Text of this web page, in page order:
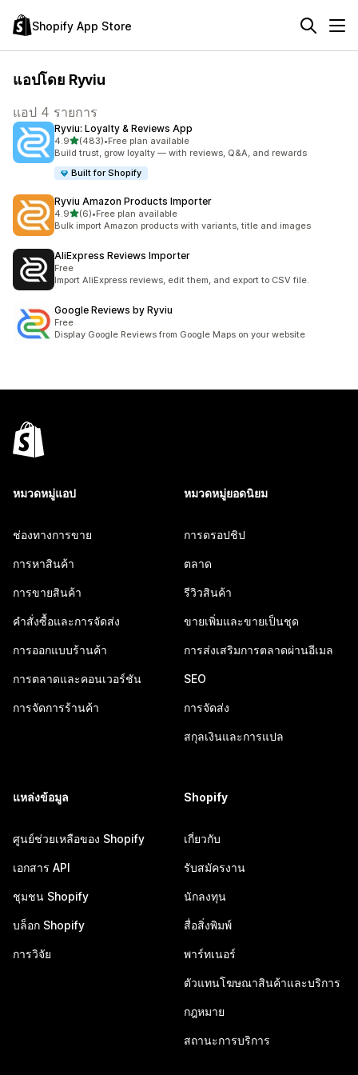
Shopify App Store
แอปโดย Ryviu
แอป 4 รายการ
Ryviu: Loyalty & Reviews App
4.9เต็ม 5 ดาว
(483)
ทั้งหมด 483 รีวิว
•Free plan available
Build trust, grow loyalty — with reviews, Q&A, and rewards
Built for Shopify
Ryviu Amazon Products Importer
4.9เต็ม 5 ดาว
(6)
ทั้งหมด 6 รีวิว
•Free plan available
Bulk import Amazon products with variants, title and images
AliExpress Reviews Importer
Free
Import AliExpress reviews, edit them, and export to CSV file.
Google Reviews by Ryviu
Free
Display Google Reviews from Google Maps on your website
หมวดหมู่แอป
ช่องทางการขาย
การหาสินค้า
การขายสินค้า
คำสั่งซื้อและการจัดส่ง
การออกแบบร้านค้า
การตลาดและคอนเวอร์ชัน
การจัดการร้านค้า
หมวดหมู่ยอดนิยม
การดรอปชิป
ตลาด
รีวิวสินค้า
ขายเพิ่มและขายเป็นชุด
การส่งเสริมการตลาดผ่านอีเมล
SEO
การจัดส่ง
สกุลเงินและการแปล
แหล่งข้อมูล
ศูนย์ช่วยเหลือของ Shopify
เอกสาร API
ชุมชน Shopify
บล็อก Shopify
การวิจัย
Shopify
เกี่ยวกับ
รับสมัครงาน
นักลงทุน
สื่อสิ่งพิมพ์
พาร์ทเนอร์
ตัวแทนโฆษณาสินค้าและบริการ
กฎหมาย
สถานะการบริการ